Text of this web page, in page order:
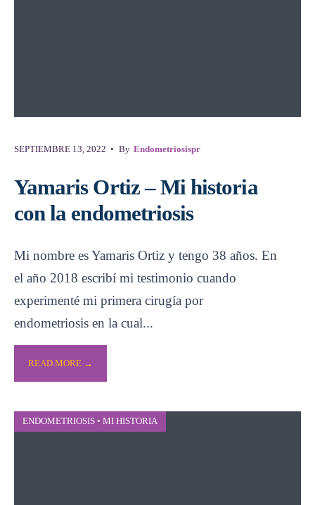
SEPTIEMBRE 13, 2022 • By Endometriosispr
Yamaris Ortiz – Mi historia
con la endometriosis
Mi nombre es Yamaris Ortiz y tengo 38 años. En
el año 2018 escribí mi testimonio cuando
experimenté mi primera cirugía por
endometriosis en la cual...
READ MORE →
ENDOMETRIOSIS • MI HISTORIA